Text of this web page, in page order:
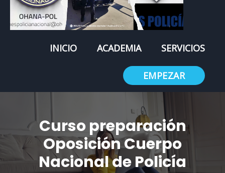
INICIO ACADEMIA SERVICIOS
EMPEZAR
Curso preparación
Oposición Cuerpo
Nacional de Policía